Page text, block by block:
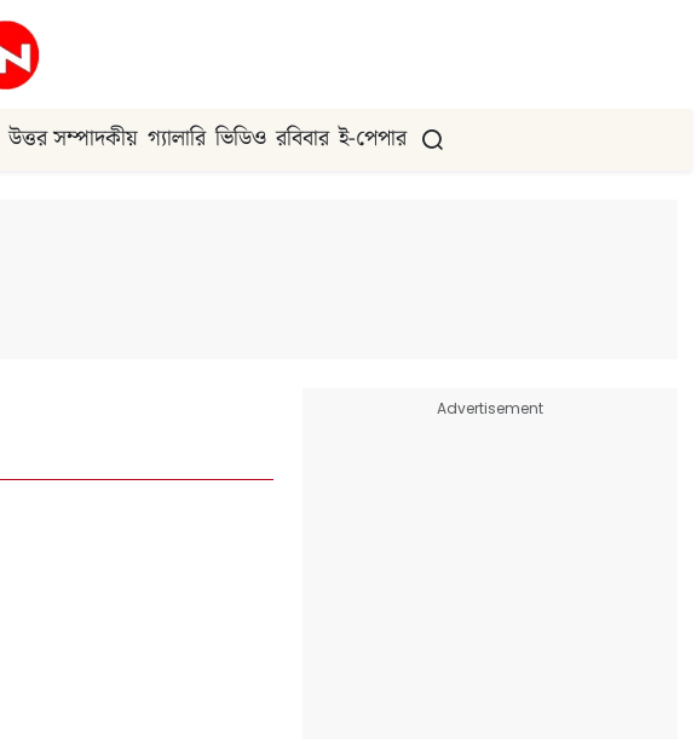
উত্তর সম্পাদকীয় গ্যালারি ভিডিও রবিবার ই-পেপার
Advertisement